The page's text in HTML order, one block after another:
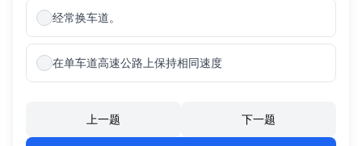
经常换车道。
在单车道高速公路上保持相同速度
上一题 下一题